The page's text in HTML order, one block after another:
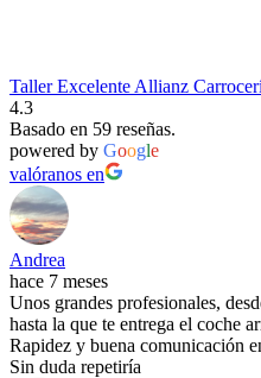
Taller Excelente Allianz
4.3
Basado en 59 reseñas.
powered by Google
valóranos en
Andrea
hace 7 meses
Unos grandes profesionales,
hasta la que te entrega el coche
Rapidez y buena comunicación
Sin duda repetiría